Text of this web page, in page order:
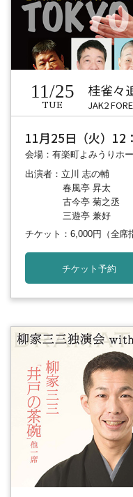
11/25
TUE
桂雀々
JAK2
11月25日（火）12
会場：有楽町よみうりホ
出演者：立川 志の輔
春風亭 昇太
古今亭 菊之丞
三遊亭 兼好
チケット：6,000円
（全
チケット予約